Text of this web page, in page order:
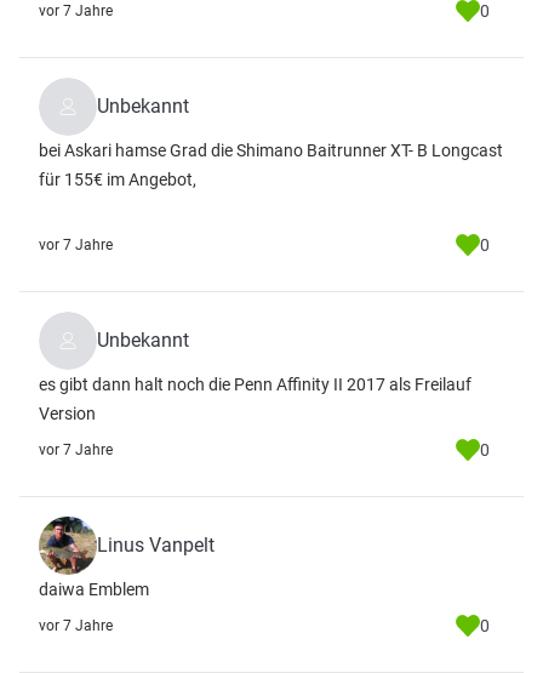
vor 7 Jahre 0
Unbekannt
bei Askari hamse Grad die Shimano Baitrunner XT- B Longcast
für 155€ im Angebot,
vor 7 Jahre 0
Unbekannt
es gibt dann halt noch die Penn Affinity II 2017 als Freilauf
Version
vor 7 Jahre 0
Linus Vanpelt
daiwa Emblem
vor 7 Jahre 0